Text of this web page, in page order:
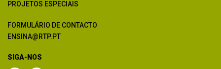
PROJETOS ESPECIAIS
FORMULÁRIO DE CONTACTO
ENSINA@RTP.PT
SIGA-NOS